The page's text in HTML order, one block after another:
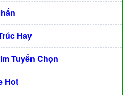
Hay
Tuyển Chọn
Hot